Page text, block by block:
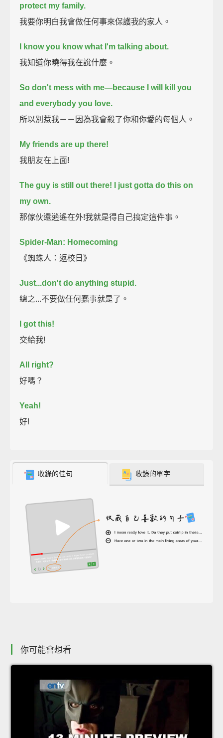
protect my family.
我要你明白我會做任何事來保護我的家人。
I know you know what I'm talking about.
我知道你曉得我在說什麼。
So don't mess with me—because I will kill you
and everybody you love.
所以別惹我－－因為我會殺了你和你愛的每個人。
My friends are up there!
我朋友在上面!
The guy is still out there!
I just gotta do this on
my own.
那傢伙還逍遙在外!我就是得自己搞定這件事。
Spider-Man: Homecoming
《蜘蛛人：返校日》
Just...don't do anything stupid.
總之...不要做任何蠢事就是了。
I got this!
交給我!
All right?
好嗎？
Yeah!
好!
收錄的佳句 收錄的單字
你可能會想看